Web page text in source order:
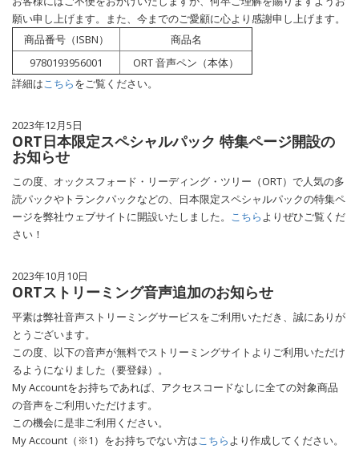
願い申し上げます。また、今までのご愛顧に心より感謝申し上げます。
商品番号（ISBN）
商品名
9780193956001
ORT 音声ペン（本体）
詳細は こちらをご覧ください。
2023年12月5日
ORT日本限定スペシャルパック 特集ページ開設の
お知らせ
この度、オックスフォード・リーディング・ツリー（ORT）で人気の多
読パックやトランクパックなどの、日本限定スペシャルパックの特集ペ
ージを弊社ウェブサイトに開設いたしました。
こちら よりぜひご覧くだ
さい！
2023年10月10日
ORTストリーミング音声追加のお知らせ
平素は弊社音声ストリーミングサービスをご利用いただき、誠にありが
とうございます。
この度、以下の音声が無料でストリーミングサイトよりご利用いただけ
るようになりました（要登録）。
My Accountをお持ちであれば、アクセスコードなしに全ての対象商品
の音声をご利用いただけます。
この機会に是非ご利用ください。
My Account（※1）をお持ちでない方は こちら より作成してください。